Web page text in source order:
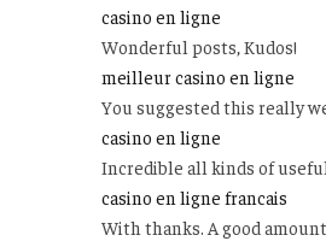
casino en ligne
Wonderful posts, Kudos!
meilleur casino en ligne
You suggested this really
casino en ligne
Incredible all kinds of
casino en ligne francais
With thanks. A good